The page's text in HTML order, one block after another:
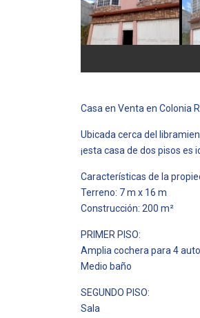
Casa en Venta en Colonia
Ubicada cerca del
¡esta casa de dos pisos es
Características de la
Terreno: 7 m x 16 m
Construcción: 200 m²
PRIMER PISO:
Amplia cochera para 4
Medio baño
SEGUNDO PISO:
Sala